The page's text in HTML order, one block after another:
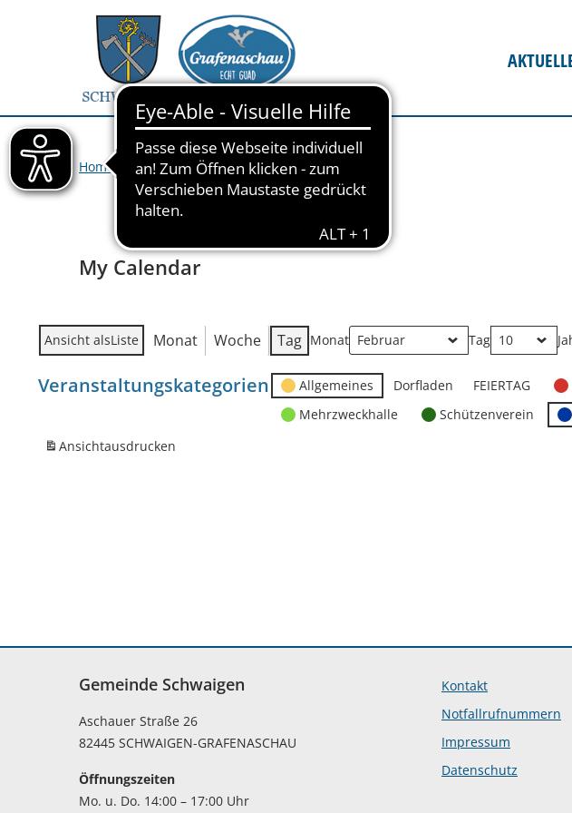
Home Veranstaltungen> My Calendar
My Calendar
Ansicht alsListe Monat Woche Tag Monat Tag
Veranstaltungskategorien Allgemeines Dorfladen FEIERTAG
Mehrzweckhalle
Schützenverein
Ansichtausdrucken
Gemeinde Schwaigen
Aschauer Straße 26
82445 SCHWAIGEN-GRAFENASCHAU
Öffnungszeiten
Mo. u. Do. 14:00 – 17:00 Uhr
Kontakt
Notfallrufnummern
Impressum
Datenschutz